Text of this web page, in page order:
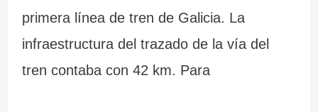
primera línea de tren de Galicia. La
infraestructura del trazado de la vía del
tren contaba con 42 km. Para